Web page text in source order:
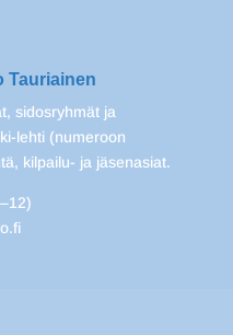
Tauriainen
sidosryhmät ja
lehti (numeroon
kilpailu- ja jäsenasiat.